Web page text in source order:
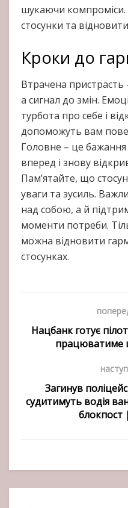
шукаючи
стосунки та
Кроки до
Втрачена пристрасть
а сигнал до змін.
турбота про себе і
допоможуть вам
Головне – це бажання
вперед і знову
Пам’ятайте, що
уваги та зусиль.
над собою, а й
моменти потреби.
можна відновити
стосунках.
Нацбанк готує
працюватиме
Загинув
судитимуть водія
блокпост